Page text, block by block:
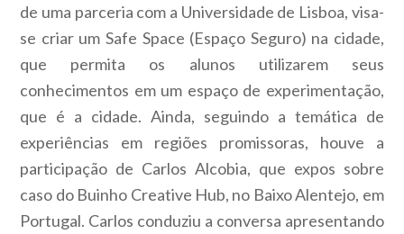
de uma parceria com a Universidade de Lisboa, visa-
se criar um Safe Space (Espaço Seguro) na cidade,
que permita os alunos utilizarem seus
conhecimentos em um espaço de experimentação,
que é a cidade. Ainda, seguindo a temática de
experiências em regiões promissoras, houve a
participação de Carlos Alcobia, que expos sobre
caso do Buinho Creative Hub, no Baixo Alentejo, em
Portugal. Carlos conduziu a conversa apresentando